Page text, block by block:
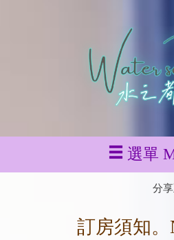
選單
分享
訂房須知。